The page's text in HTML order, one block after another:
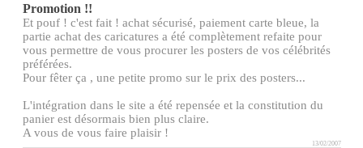
Promotion !!
Et pouf ! c'est fait ! achat sécurisé, paiement carte bleue, la
partie achat des caricatures a été complètement refaite pour
vous permettre de vous procurer les posters de vos célébrités
préférées.
Pour fêter ça , une petite promo sur le prix des posters...
L'intégration dans le site a été repensée et la constitution du
panier est désormais bien plus claire.
A vous de vous faire plaisir !
13/02/2007